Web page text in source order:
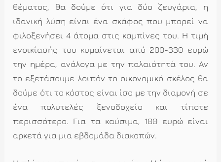
θέματος, θα δούμε ότι για δύο ζευγάρια, η
ιδανική λύση είναι ένα σκάφος που μπορεί να
φιλοξενήσει 4 άτομα στις καμπίνες του. Η τιμή
ενοικίασής του κυμαίνεται από 200-330 ευρώ
την ημέρα, ανάλογα με την παλαιότητά του. Αν
το εξετάσουμε λοιπόν το οικονομικό σκέλος θα
δούμε ότι το κόστος είναι ίσο με την διαμονή σε
ένα πολυτελές ξενοδοχείο και τίποτε
περισσότερο. Για τα καύσιμα, 100 ευρώ είναι
αρκετά για μια εβδομάδα διακοπών.